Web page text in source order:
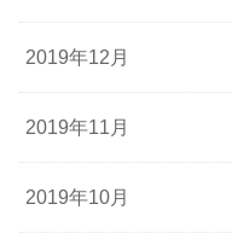
2019年12月
2019年11月
2019年10月